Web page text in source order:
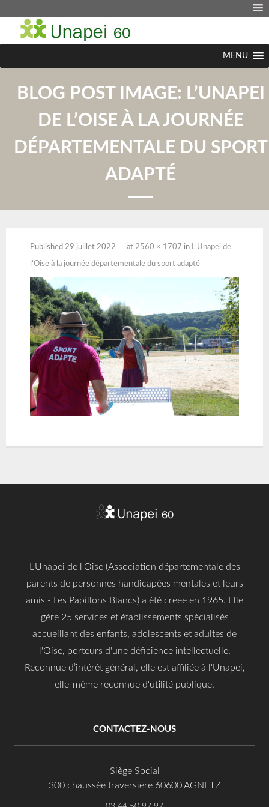
MENU
BLOG POST IMAGE: L’UNAPEI
DE L’OISE À LA JOURNÉE
DÉPARTEMENTALE DU SPORT
ADAPTÉ
Published 29 juillet 2022 at 2560 × 1707 in L’Unapei de
l’Oise à la journée départementale du sport adapté
L'Unapei de l'Oise (Association départementale des
parents de personnes handicapées mentales et leurs
amis - Les Papillons Blancs) a été créée en 1965. Elle
gère 25 services et établissements spécialisés
accueillant des enfants, adolescents et adultes de
l'Oise, porteurs d'une déficience intellectuelle.
Reconnue d’intérêt général, elle est affiliée à l'Unapei,
elle-même reconnue d'utilité publique.
CONTACTEZ-NOUS
Siège Social
300 chaussée traversière 60600 AGNETZ